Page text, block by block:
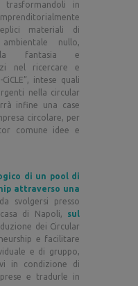
trasformandoli in
materiali di
nullo,
la fantasia e
nel ricercare e
intese quali
nella circular
infine una case
circolare, per
comune idee e
di un pool di
attraverso una
da svolgersi presso
di Napoli, sul
dei Circular
e facilitare
e di gruppo,
in condizione di
e tradurle in